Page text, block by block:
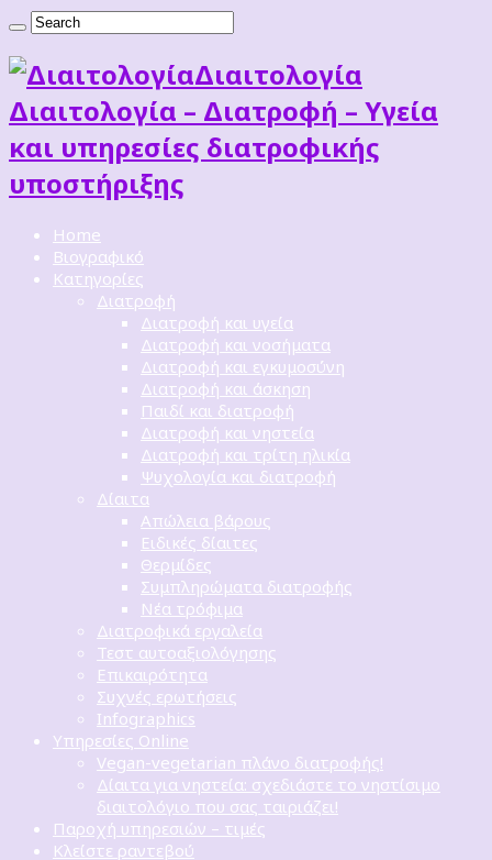
Διαιτoλογία
Διαιτολογία – Διατροφή – Υγεία
και υπηρεσίες διατροφικής
υποστήριξης
Home
Βιογραφικό
Κατηγορίες
Διατροφή
Διατροφή και υγεία
Διατροφή και νοσήματα
Διατροφή και εγκυμοσύνη
Διατροφή και άσκηση
Παιδί και διατροφή
Διατροφή και νηστεία
Διατροφή και τρίτη ηλικία
Ψυχολογία και διατροφή
Δίαιτα
Απώλεια βάρους
Ειδικές δίαιτες
Θερμίδες
Συμπληρώματα διατροφής
Νέα τρόφιμα
Διατροφικά εργαλεία
Τεστ αυτοαξιολόγησης
Επικαιρότητα
Συχνές ερωτήσεις
Infographics
Υπηρεσίες Online
Vegan-vegetarian πλάνο διατροφής!
Δίαιτα για νηστεία: σχεδιάστε το νηστίσιμο
διαιτολόγιο που σας ταιριάζει!
Παροχή υπηρεσιών – τιμές
Κλείστε ραντεβού